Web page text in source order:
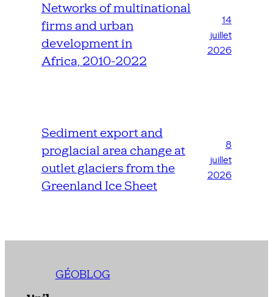
Networks of multinational
firms and urban
development in
Africa, 2010-2022
14
juillet
2026
Sediment export and
proglacial area change at
outlet glaciers from the
Greenland Ice Sheet
8
juillet
2026
GÉOBLOG